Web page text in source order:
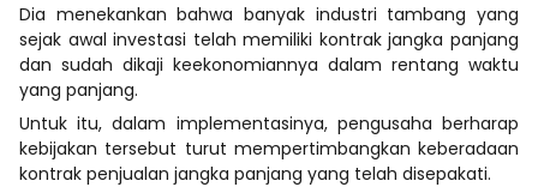
Dia menekankan bahwa banyak industri tambang yang
sejak awal investasi telah memiliki kontrak jangka panjang
dan sudah dikaji keekonomiannya dalam rentang waktu
yang panjang.
Untuk itu, dalam implementasinya, pengusaha berharap
kebijakan tersebut turut mempertimbangkan keberadaan
kontrak penjualan jangka panjang yang telah disepakati.